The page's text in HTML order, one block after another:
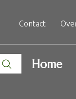
Contact
Home